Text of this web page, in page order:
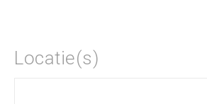
Locatie(s)